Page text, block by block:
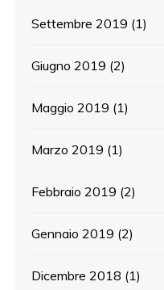
Settembre 2019 (1)
Giugno 2019 (2)
Maggio 2019 (1)
Marzo 2019 (1)
Febbraio 2019 (2)
Gennaio 2019 (2)
Dicembre 2018 (1)